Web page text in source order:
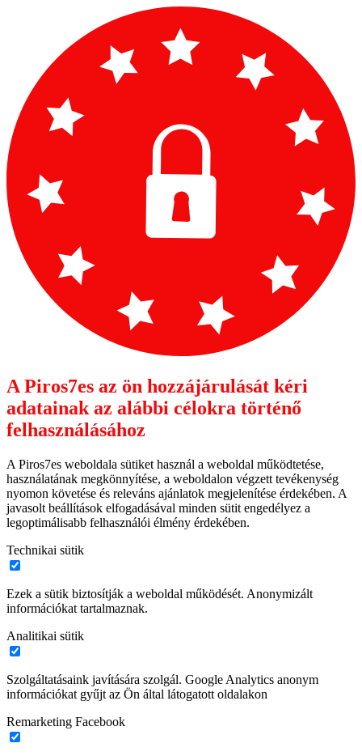
A Piros7es az ön hozzájárulását kéri
adatainak az alábbi célokra történő
felhasználásához
A Piros7es weboldala sütiket használ a weboldal működtetése,
használatának megkönnyítése, a weboldalon végzett tevékenység
nyomon követése és releváns ajánlatok megjelenítése érdekében. A
javasolt beállítások elfogadásával minden sütit engedélyez a
legoptimálisabb felhasználói élmény érdekében.
Technikai sütik
Ezek a sütik biztosítják a weboldal működését. Anonymizált
információkat tartalmaznak.
Analitikai sütik
Szolgáltatásaink javítására szolgál. Google Analytics anonym
információkat gyűjt az Ön által látogatott oldalakon
Remarketing Facebook